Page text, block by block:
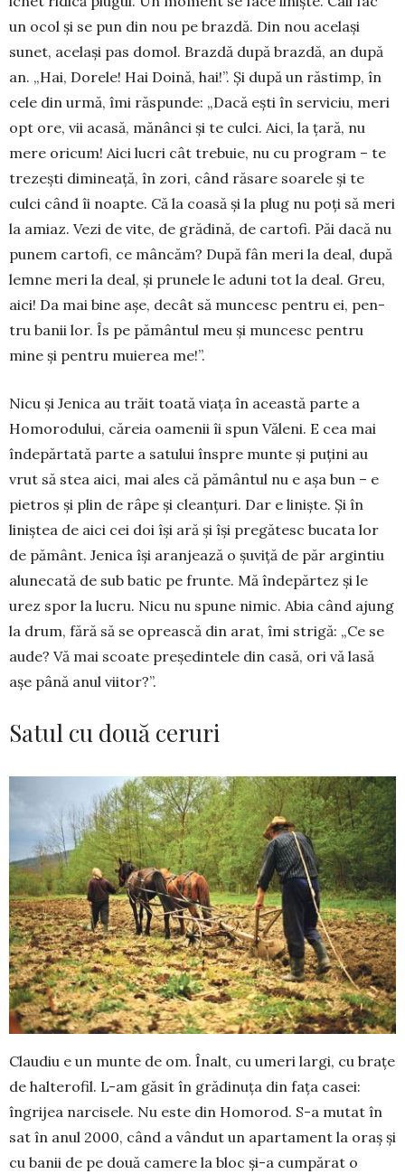
un ocol și se pun din nou pe brazdă. Din nou același
sunet, același pas domol. Brazdă după brazdă, an după
an. „Hai, Dorele! Hai Doină, hai!”. Și după un răstimp, în
cele din urmă, îmi răspunde: „Dacă ești în serviciu, meri
opt ore, vii acasă, mănânci și te culci. Aici, la țară, nu
mere oricum! Aici lucri cât trebuie, nu cu program – te
trezești dimineață, în zori, când răsare soarele și te
culci când îi noapte. Că la coasă și la plug nu poți să meri
la amiaz. Vezi de vite, de gră­dină, de cartofi. Păi dacă nu
punem cartofi, ce mâncăm? După fân meri la deal, după
lemne meri la deal, și prunele le aduni tot la deal. Greu,
aici! Da mai bine așe, decât să muncesc pentru ei, pen­
tru banii lor. Îs pe pământul meu și muncesc pentru
mine și pentru muierea me!”.
Nicu și Jenica au trăit toată viața în această parte a
Homorodului, căreia oamenii îi spun Văleni. E cea mai
îndepărtată parte a satului înspre munte și puțini au
vrut să stea aici, mai ales că pământul nu e așa bun – e
pietros și plin de râpe și cleanțuri. Dar e liniște. Și în
liniștea de aici cei doi își ară și își pregătesc bucata lor
de pământ. Jenica își aranjează o șuviță de păr argintiu
alunecată de sub batic pe frunte. Mă îndepărtez și le
urez spor la lucru. Nicu nu spune nimic. Abia când ajung
la drum, fără să se oprească din arat, îmi strigă: „Ce se
aude? Vă mai scoate președintele din casă, ori vă lasă
așe până anul viitor?”.
Satul cu două ceruri
Claudiu e un munte de om. Înalt, cu umeri largi, cu brațe
de halterofil. L-am găsit în grădinuța din fața casei:
îngrijea narcisele. Nu este din Homorod. S-a mutat în
sat în anul 2000, când a vândut un apartament la oraș și
cu banii de pe două camere la bloc și-a cumpărat o